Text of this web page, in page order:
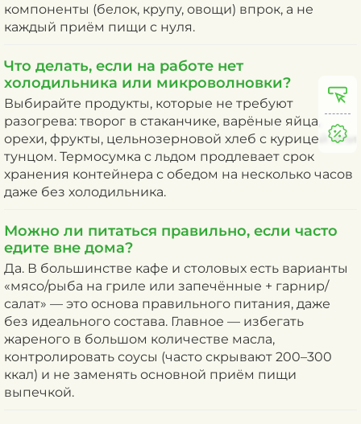
компоненты (белок, крупу, овощи) впрок, а не
каждый приём пищи с нуля.
Что делать, если на работе нет
холодильника или микроволновки?
Выбирайте продукты, которые не требуют
разогрева: творог в стаканчике, варёные яйца,
орехи, фрукты, цельнозерновой хлеб с курицей или
тунцом. Термосумка с льдом продлевает срок
хранения контейнера с обедом на несколько часов
даже без холодильника.
Можно ли питаться правильно, если часто
едите вне дома?
Да. В большинстве кафе и столовых есть варианты
«мясо/рыба на гриле или запечённые + гарнир/
салат» — это основа правильного питания, даже
без идеального состава. Главное — избегать
жареного в большом количестве масла,
контролировать соусы (часто скрывают 200–300
ккал) и не заменять основной приём пищи
выпечкой.